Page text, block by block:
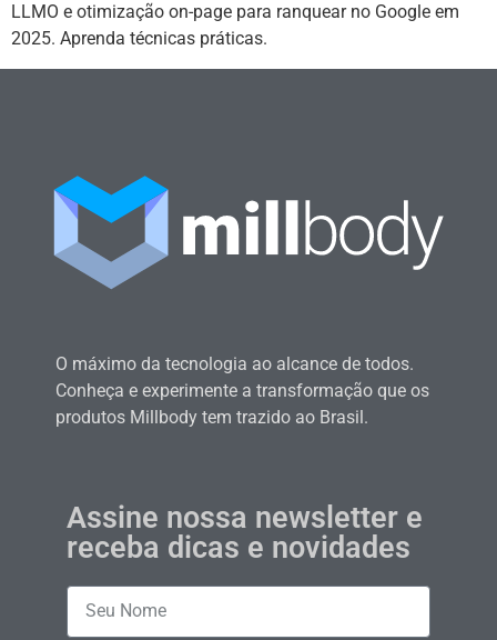
LLMO e otimização on-page para ranquear no Google em
2025. Aprenda técnicas práticas.
O máximo da tecnologia ao alcance de todos.
Conheça e experimente a transformação que os
produtos Millbody tem trazido ao Brasil.
Assine nossa newsletter e
receba dicas e novidades